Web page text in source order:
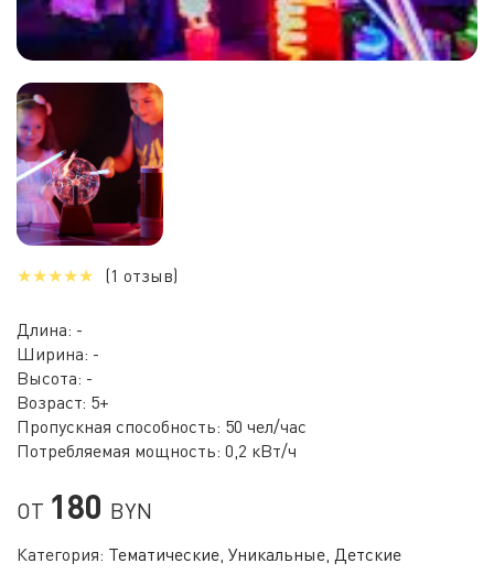
★★★★★ (1 отзыв)
Длина: -
Ширина: -
Высота: -
Возраст: 5+
Пропускная способность: 50 чел/час
Потребляемая мощность: 0,2 кВт/ч
ОТ 180 BYN
Категория: Тематические, Уникальные, Детские